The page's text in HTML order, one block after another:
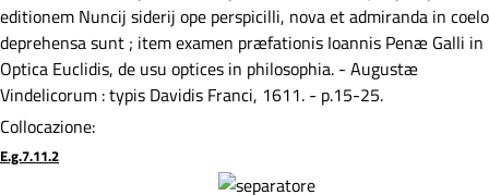
editionem Nuncij siderij ope perspicilli, nova et admiranda in coelo
deprehensa sunt ; item examen præfationis Ioannis Penæ Galli in
Optica Euclidis, de usu optices in philosophia. - Augustæ
Vindelicorum : typis Davidis Franci, 1611. - p.15-25.
Collocazione:
E.g.7.11.2